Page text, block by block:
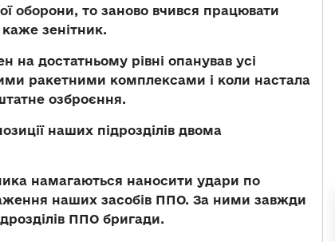
оборони, то заново вчився працювати
зенітник.
на достатньому рівні опанував усі
ракетними комплексами і коли настала
озброєння.
наших підрозділів двома
намагаються наносити удари по
наших засобів ППО. За ними завжди
ППО бригади.